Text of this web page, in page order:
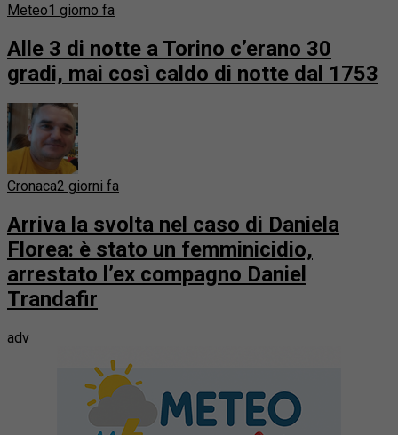
Meteo1 giorno fa
Alle 3 di notte a Torino c’erano 30
gradi, mai così caldo di notte dal 1753
Cronaca2 giorni fa
Arriva la svolta nel caso di Daniela
Florea: è stato un femminicidio,
arrestato l’ex compagno Daniel
Trandafir
adv